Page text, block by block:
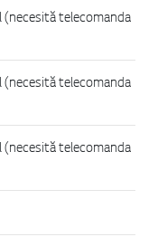
telecomanda
telecomanda
telecomanda